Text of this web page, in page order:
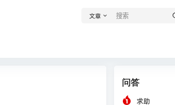
文章
问答
求助